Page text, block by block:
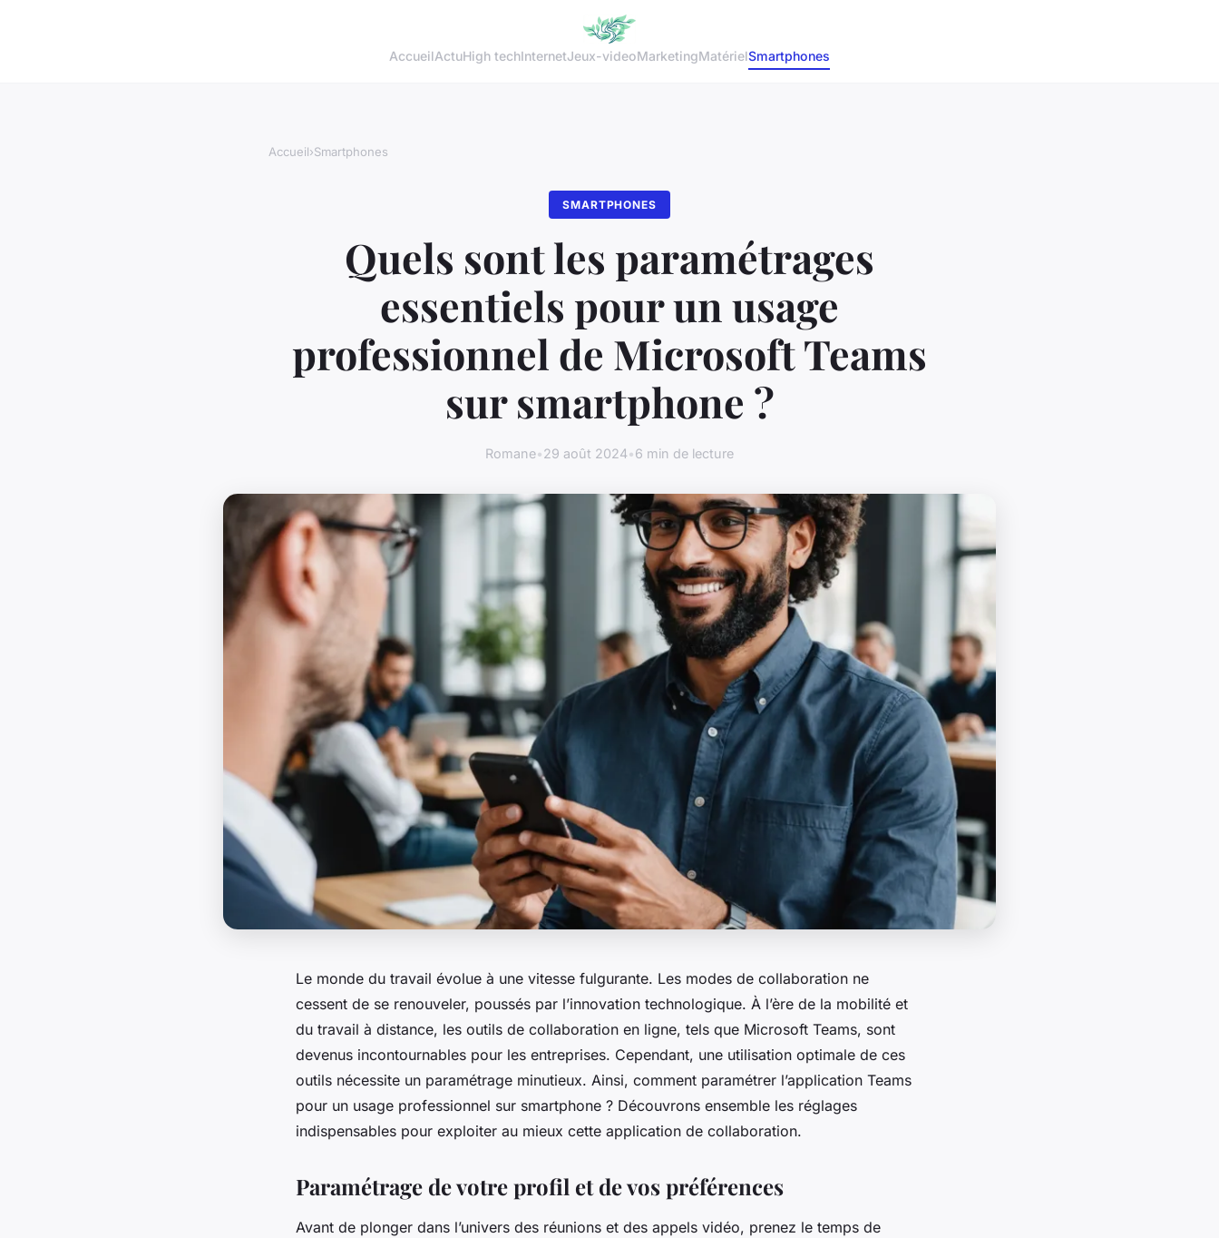
AccueilActuHigh techInternetJeux-videoMarketingMatérielSmartphones
Accueil›Smartphones
SMARTPHONES
Quels sont les paramétrages
essentiels pour un usage
professionnel de Microsoft Teams
sur smartphone ?
Romane•29 août 2024•6 min de lecture
Le monde du travail évolue à une vitesse fulgurante. Les modes de collaboration ne
cessent de se renouveler, poussés par l’innovation technologique. À l’ère de la mobilité et
du travail à distance, les outils de collaboration en ligne, tels que Microsoft Teams, sont
devenus incontournables pour les entreprises. Cependant, une utilisation optimale de ces
outils nécessite un paramétrage minutieux. Ainsi, comment paramétrer l’application Teams
pour un usage professionnel sur smartphone ? Découvrons ensemble les réglages
indispensables pour exploiter au mieux cette application de collaboration.
Paramétrage de votre profil et de vos préférences
Avant de plonger dans l’univers des réunions et des appels vidéo, prenez le temps de